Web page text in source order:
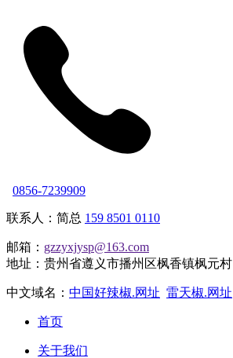
0856-7239909
联系人：简总 159 8501 0110
邮箱： gzzyxjysp@163.com
地址：贵州省遵义市播州区枫香镇枫元村
中文域名： 中国好辣椒.网址 雷天椒.网址
首页
关于我们